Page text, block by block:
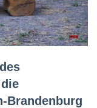
Brandenburg